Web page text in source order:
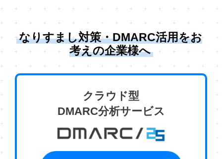
なりすまし対策・DMARC活用をお
考えの企業様へ
クラウド型
DMARC分析サービス